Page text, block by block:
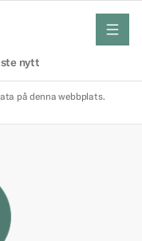
nytt
meny
på denna webbplats.